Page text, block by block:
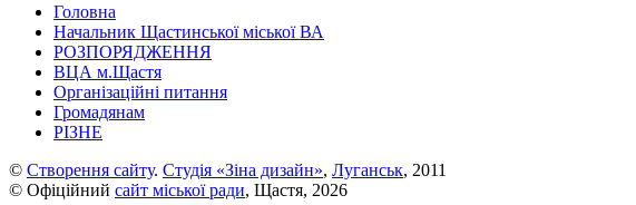
Головна
Начальник Щастинської міської ВА
РОЗПОРЯДЖЕННЯ
ВЦА м.Щастя
Організаційні питання
Громадянам
РІЗНЕ
© Створення сайту. Студія «Зіна дизайн», Луганськ, 2011
© Офіційний сайт міської ради, Щастя, 2026